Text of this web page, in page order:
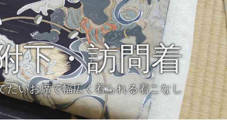
下・訪問着
たいお席で幅広く着られる着こなし